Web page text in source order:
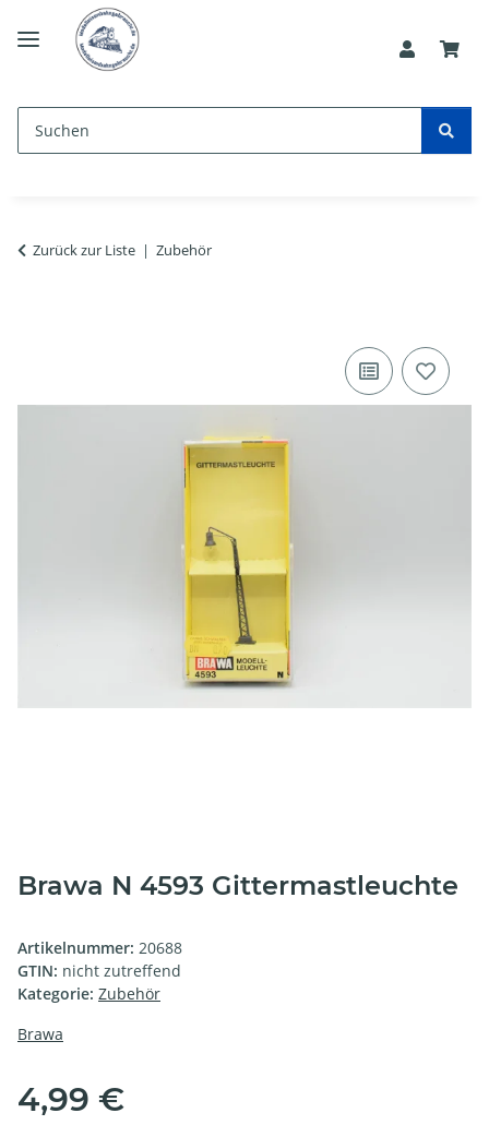
Zurück zur Liste Zubehör
Brawa N 4593 Gittermastleuchte
Artikelnummer: 20688
GTIN: nicht zutreffend
Kategorie: Zubehör
Brawa
4,99 €